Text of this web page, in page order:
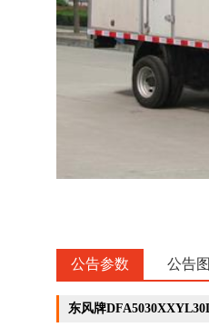
公告参数 公告
东风牌